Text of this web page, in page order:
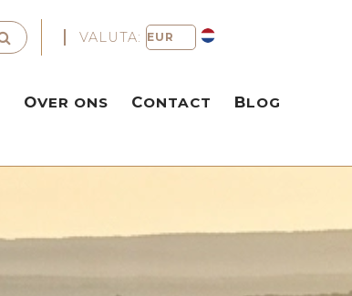
VALUTA:
OVER ONS CONTACT BLOG